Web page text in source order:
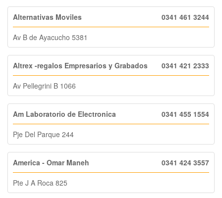
Alternativas Moviles 0341 461 3244
Av B de Ayacucho 5381
Altrex -regalos Empresarios y Grabados 0341 421 2333
Av Pellegrini B 1066
Am Laboratorio de Electronica 0341 455 1554
Pje Del Parque 244
America - Omar Maneh 0341 424 3557
Pte J A Roca 825